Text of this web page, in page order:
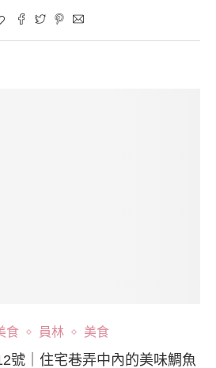
食 員林 美食
號｜住宅巷弄中內的美味鯛魚